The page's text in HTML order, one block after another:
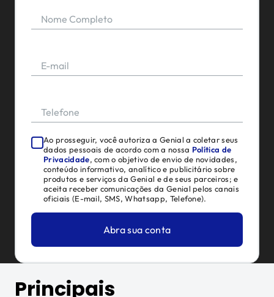
Nome Completo
E-mail
Telefone
Ao prosseguir, você autoriza a Genial a coletar seus
dados pessoais de acordo com a nossa Política de
Privacidade, com o objetivo de envio de novidades,
conteúdo informativo, analítico e publicitário sobre
produtos e serviços da Genial e de seus parceiros; e
aceita receber comunicações da Genial pelos canais
oficiais (E-mail, SMS, Whatsapp, Telefone).
Abra sua conta
Principais